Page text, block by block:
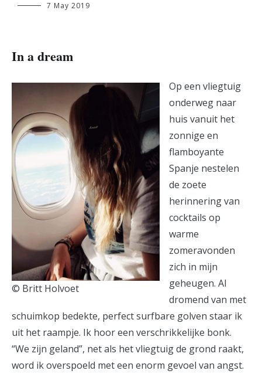
britt.holvoet@student.ehb.be
7 May 2019
In a dream
© Britt Holvoet
Op een vliegtuig
onderweg naar
huis vanuit het
zonnige en
flamboyante
Spanje nestelen
de zoete
herinnering van
cocktails op
warme
zomeravonden
zich in mijn
geheugen. Al
dromend van met
schuimkop bedekte, perfect surfbare golven staar ik
uit het raampje. Ik hoor een verschrikkelijke bonk.
“We zijn geland”, net als het vliegtuig de grond raakt,
word ik overspoeld met een enorm gevoel van angst.